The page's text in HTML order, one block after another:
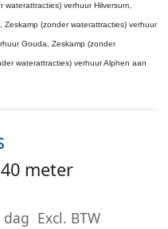
verhuur Hilversum,
Zeskamp (zonder waterattracties) verhuur
Gouda, Zeskamp (zonder
waterattracties) verhuur Alphen aan
meter
dag Excl. BTW